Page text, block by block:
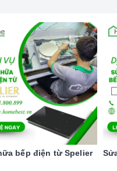
Linh kiện hư, được
nhất ngay hôm nay
bếp điện từ Spelier